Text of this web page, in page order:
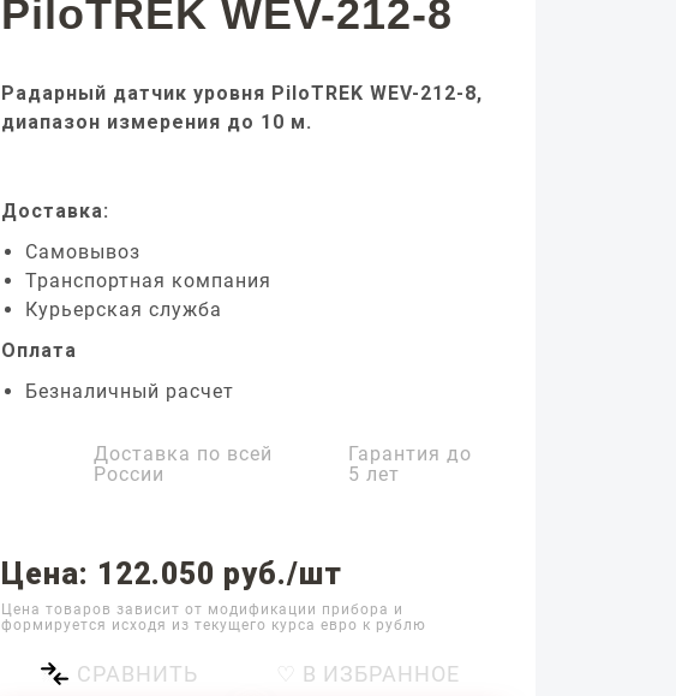
PiloTREK WEV-212-8
Радарный датчик уровня PiloTREK WEV-212-8,
диапазон измерения до 10 м.
Доставка:
Самовывоз
Транспортная компания
Курьерская служба
Оплата
Безналичный расчет
Доставка по всей
России
Гарантия до
5 лет
Цена: 122.050 руб./шт
Цена товаров зависит от модификации прибора и
формируется исходя из текущего курса евро к рублю
СРАВНИТЬ ♡ В ИЗБРАННОЕ